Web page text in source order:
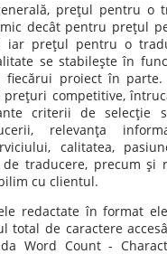
preţul pentru o
decât pentru preţul
iar preţul pentru o
se stabileşte în
fiecărui proiect în
competitive,
criterii de selecţie
relevanţa
calitatea,
traducere, precum şi
cu clientul.
redactate în format
total de caractere
Word Count -